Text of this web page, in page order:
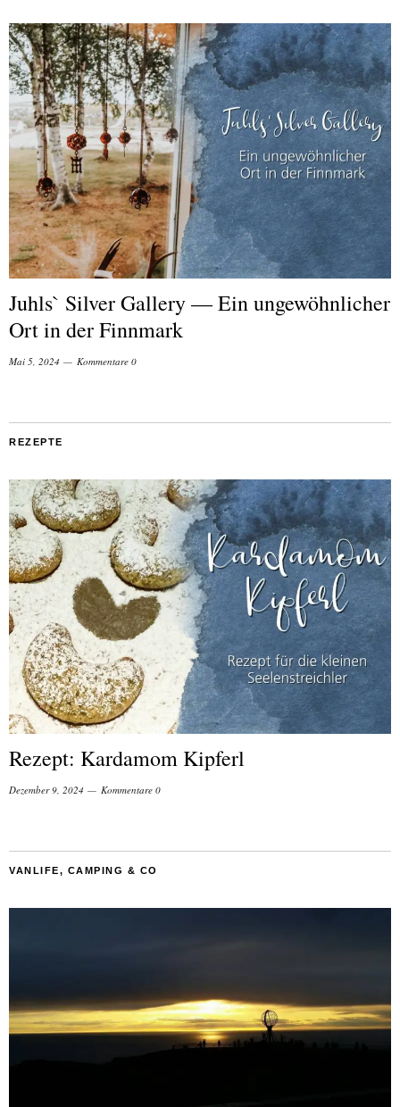
Juhls` Silver Gallery — Ein ungewöhnlicher
Ort in der Finnmark
Mai 5, 2024 Kommentare 0
REZEPTE
Rezept: Kardamom Kipferl
Dezember 9, 2024 Kommentare 0
VANLIFE, CAMPING & CO